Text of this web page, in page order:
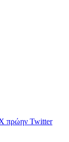
πρώην Twitter